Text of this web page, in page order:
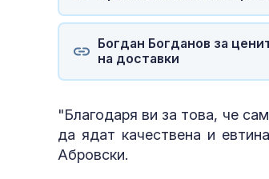
Богдан Богданов за
на доставки
"Благодаря ви за това, че
да ядат качествена и
Абровски.